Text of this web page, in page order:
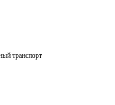
транспорт